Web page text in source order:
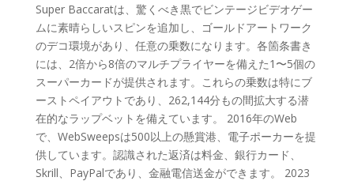
Super Baccaratは、驚くべき黒でビンテージビデオゲー
ムに素晴らしいスピンを追加し、ゴールドアートワーク
のデコ環境があり、任意の乗数になります。各箇条書き
には、2倍から8倍のマルチプライヤーを備えた1〜5個の
スーパーカードが提供されます。これらの乗数は特にブ
ーストペイアウトであり、262,144分もの間拡大する潜
在的なラップベットを備えています。 2016年のWeb
で、WebSweepsは500以上の懸賞港、電子ポーカーを提
供しています。認識された返済は料金、銀行カード、
Skrill、PayPalであり、金融電信送金ができます。 2023